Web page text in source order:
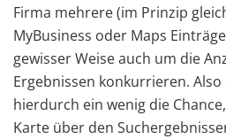
Firma mehrere (im Prinzip
MyBusiness oder Maps
gewisser Weise auch um die
Ergebnissen konkurrieren.
hierdurch ein wenig die
Karte über den